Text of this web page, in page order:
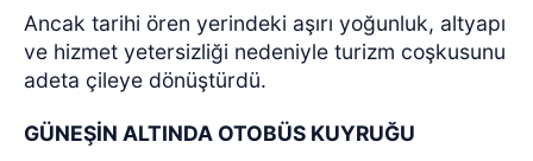
Ancak tarihi ören yerindeki aşırı yoğunluk, altyapı
ve hizmet yetersizliği nedeniyle turizm coşkusunu
adeta çileye dönüştürdü.
GÜNEŞİN ALTINDA OTOBÜS KUYRUĞU